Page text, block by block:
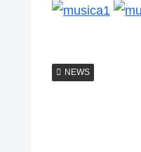
NEWS